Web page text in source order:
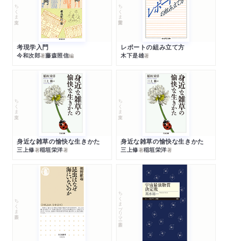
ちくま文庫
考現学入門
今和次郎著藤森照信編
ちくま学芸文庫
レポートの組み立て方
木下是雄著
ちくま文庫
身近な雑草の愉快な生きかた
三上修著稲垣栄洋著
ちくま文庫
身近な雑草の愉快な生きかた
三上修著稲垣栄洋著
ちくま新書 ちくまプリマー新書